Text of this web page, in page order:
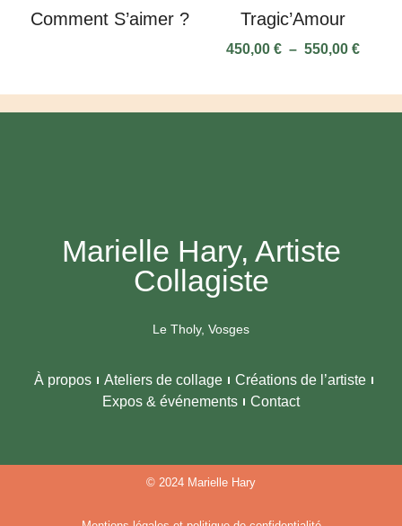
Comment S’aimer ? Tragic’Amour
450,00 € – 550,00 €
Marielle Hary, Artiste
Collagiste
Le Tholy, Vosges
À propos Ateliers de collage
Créations de l’artiste
Expos & événements
Contact
© 2024 Marielle Hary